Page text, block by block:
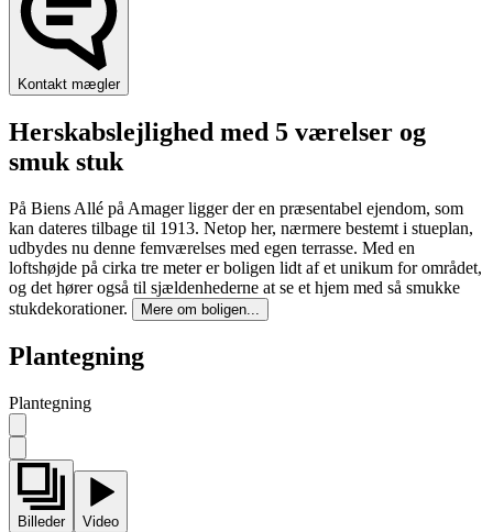
Kontakt mægler
Herskabslejlighed med 5 værelser og
smuk stuk
På Biens Allé på Amager ligger der en præsentabel ejendom, som
kan dateres tilbage til 1913. Netop her, nærmere bestemt i stueplan,
udbydes nu denne femværelses med egen terrasse. Med en
loftshøjde på cirka tre meter er boligen lidt af et unikum for området,
og det hører også til sjældenhederne at se et hjem med så smukke
stukdekorationer.
Mere om boligen...
Plantegning
Plantegning
Billeder Video